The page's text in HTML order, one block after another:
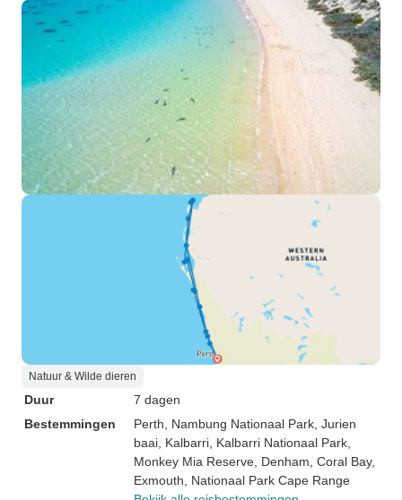
Natuur & Wilde dieren
Duur
7 dagen
Bestemmingen
Perth , Nambung Nationaal Park , Jurien
baai , Kalbarri , Kalbarri Nationaal Park
Monkey Mia Reserve , Denham , Coral Bay,
Exmouth , Nationaal Park Cape Range